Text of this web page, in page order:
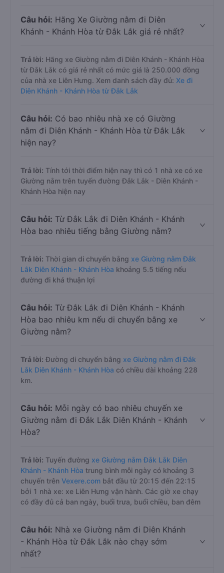
Câu hỏi: Hãng Xe Giường nằm đi Diên
Khánh - Khánh Hòa từ Đắk Lắk giá rẻ nhất?
Trả lời: Hãng xe Giường nằm đi Diên Khánh - Khánh Hòa
từ Đắk Lắk có giá rẻ nhất có mức giá là 250.000 đồng
của nhà xe Liên Hưng. Xem danh sách đầy đủ: Xe đi
Diên Khánh - Khánh Hòa từ Đắk Lắk
Câu hỏi: Có bao nhiêu nhà xe có Giường
nằm đi Diên Khánh - Khánh Hòa từ Đắk Lắk
hiện nay?
Trả lời: Tính tới thời điểm hiện nay thì có 1 nhà xe có xe
Giường nằm trên tuyến đường Đắk Lắk - Diên Khánh -
Khánh Hòa hiện nay
Câu hỏi: Từ Đắk Lắk đi Diên Khánh - Khánh
Hòa bao nhiêu tiếng bằng Giường nằm?
Trả lời: Thời gian di chuyển bằng xe Giường nằm Đắk
Lắk Diên Khánh - Khánh Hòa khoảng 5.5 tiếng nếu
đường đi khá thuận lợi
Câu hỏi: Từ Đắk Lắk đi Diên Khánh - Khánh
Hòa bao nhiêu km nếu di chuyển bằng xe
Giường nằm?
Trả lời: Đường di chuyển bằng xe Giường nằm đi Đắk
Lắk Diên Khánh - Khánh Hòa có chiều dài khoảng 228
km.
Câu hỏi: Mỗi ngày có bao nhiêu chuyến xe
Giường nằm đi Đắk Lắk Diên Khánh - Khánh
Hòa?
Trả lời: Tuyến đường xe Giường nằm Đắk Lắk Diên
Khánh - Khánh Hòa trung bình mỗi ngày có khoảng 3
chuyến trên Vexere.com bắt đầu từ 20:15 đến 22:15
bởi 1 nhà xe: xe Liên Hưng vận hành. Các giờ xe chạy
có đầy đủ cả ban ngày, buổi trưa, buổi chiều, ban đêm
Câu hỏi: Nhà xe Giường nằm đi Diên Khánh
- Khánh Hòa từ Đắk Lắk nào chạy sớm
nhất?